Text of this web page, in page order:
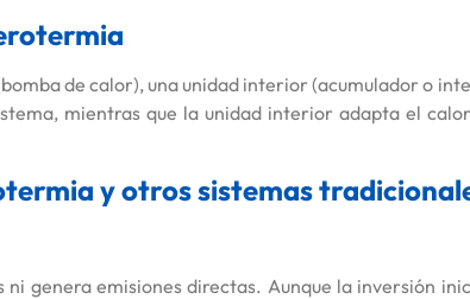
de calor), una unidad interior (acumulador o
mientras que la unidad interior adapta el
y otros sistemas
genera emisiones directas. Aunque la inversión